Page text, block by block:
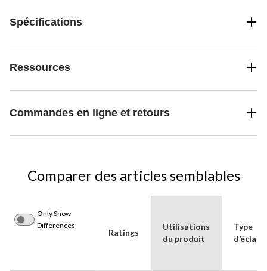
Spécifications
Ressources
Commandes en ligne et retours
Comparer des articles semblables
Only Show
Differences
Ratings
Utilisations
du produit
Type